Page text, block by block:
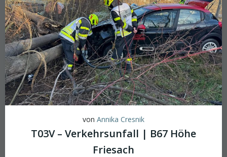
von Annika Cresnik
T03V – Verkehrsunfall | B67 Höhe
Friesach